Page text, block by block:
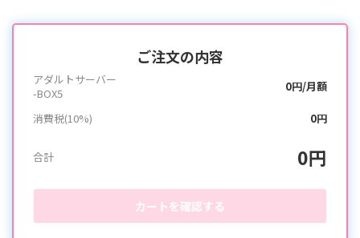
ご注文の内容
アダルトサーバー
-BOX5
0円/月額
消費税(10%) 0円
合計 0円
カートを確認する